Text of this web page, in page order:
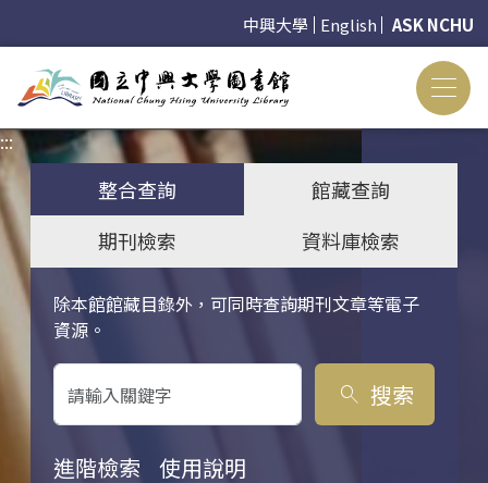
中興大學 English ASK NCHU
:::
整合查詢
館藏查詢
期刊檢索
資料庫檢索
除本館館藏目錄外，可同時查詢期刊文章等電子
資源。
關鍵字搜尋
search 搜索
進階檢索 使用說明